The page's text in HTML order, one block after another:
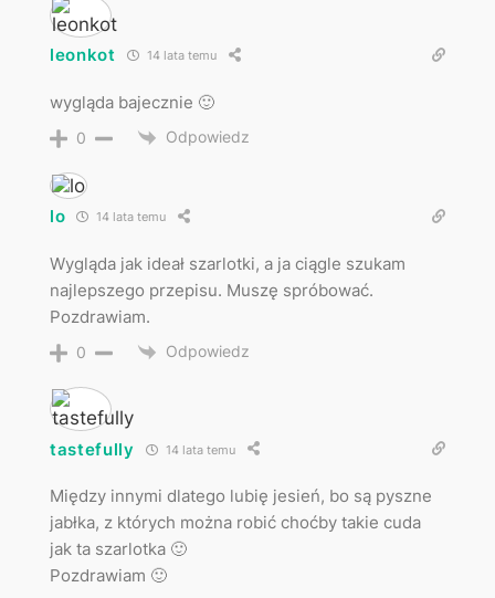
leonkot 14 lata temu
wygląda bajecznie 🙂
0 Odpowiedz
lo 14 lata temu
Wygląda jak ideał szarlotki, a ja ciągle szukam
najlepszego przepisu. Muszę spróbować.
Pozdrawiam.
0 Odpowiedz
tastefully 14 lata temu
Między innymi dlatego lubię jesień, bo są pyszne
jabłka, z których można robić choćby takie cuda
jak ta szarlotka 🙂
Pozdrawiam 🙂